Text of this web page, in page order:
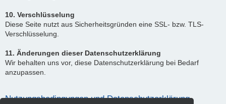
10. Verschlüsselung
Diese Seite nutzt aus Sicherheitsgründen eine SSL- bzw. TLS-
Verschlüsselung.
11. Änderungen dieser Datenschutzerklärung
Wir behalten uns vor, diese Datenschutzerklärung bei Bedarf
anzupassen.
Nutzungsbedingungen und Datenschutzerklärung